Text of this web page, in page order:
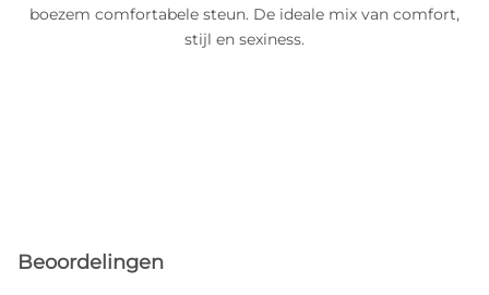
boezem comfortabele steun. De ideale mix van comfort,
stijl en sexiness.
Beoordelingen